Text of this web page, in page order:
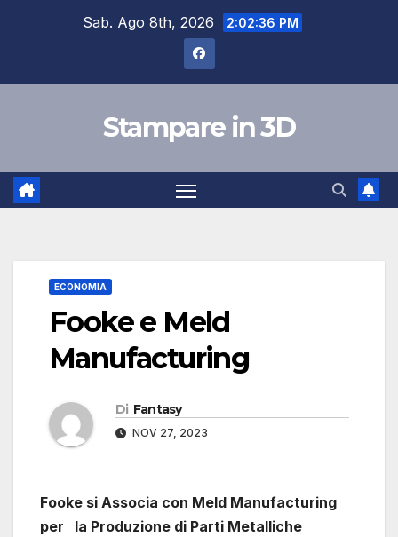
Sab. Ago 8th, 2026 2:02:36 PM
Stampare in 3D
ECONOMIA
Fooke e Meld
Manufacturing
Di Fantasy
NOV 27, 2023
Fooke si Associa con Meld Manufacturing
per la Produzione di Parti Metalliche